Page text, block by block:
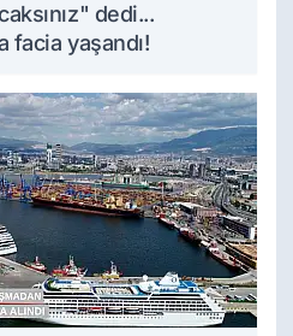
dedi...
facia yaşandı!